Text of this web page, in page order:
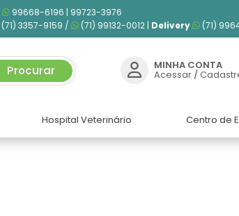
99668-6196 | 99723-3976
(71) 3357-9159 / (71) 99132-0012 | Delivery (71)
MINHA CONTA
Acessar /
Procurar
Hospital Veterinário Centro de